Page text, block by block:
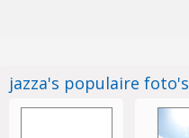
jazza's populaire foto's